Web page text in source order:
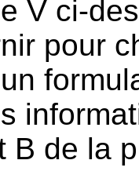
V ci-
pour
B de la